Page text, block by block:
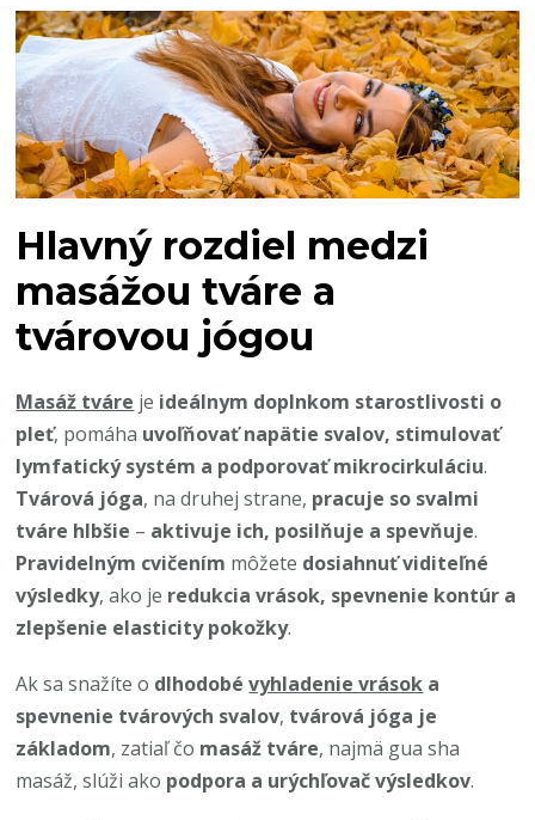
Hlavný rozdiel medzi
masážou tváre a
tvárovou jógou
Masáž tváre je ideálnym doplnkom starostlivosti o
pleť, pomáha uvoľňovať napätie svalov, stimulovať
lymfatický systém a podporovať mikrocirkuláciu.
Tvárová jóga, na druhej strane, pracuje so svalmi
tváre hlbšie – aktivuje ich, posilňuje a spevňuje.
Pravidelným cvičením môžete dosiahnuť viditeľné
výsledky, ako je redukcia vrások, spevnenie kontúr a
zlepšenie elasticity pokožky.
Ak sa snažíte o dlhodobévyhladenie vrások a
spevnenie tvárových svalov, tvárová jóga je
základom, zatiaľ čo masáž tváre, najmä gua sha
masáž, slúži ako podpora a urýchľovač výsledkov.